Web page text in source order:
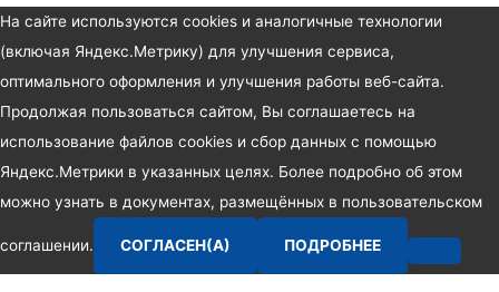
На сайте используются cookies и аналогичные технологии
(включая Яндекс.Метрику) для улучшения сервиса,
оптимального оформления и улучшения работы веб-сайта.
Продолжая пользоваться сайтом, Вы соглашаетесь на
использование файлов cookies и сбор данных с помощью
Яндекс.Метрики в указанных целях. Более подробно об этом
можно узнать в документах, размещённых в пользовательском
соглашении. СОГЛАСЕН(А) ПОДРОБНЕЕ